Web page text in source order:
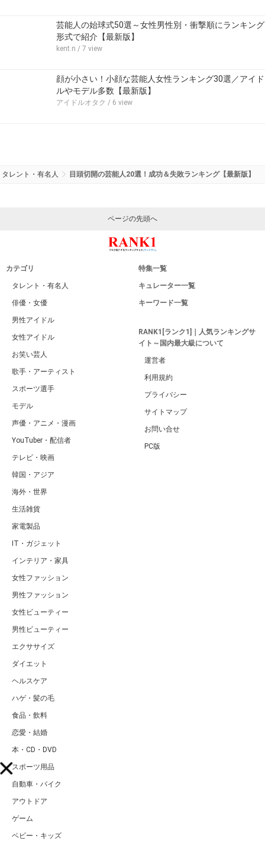
芸能人の始球式50選～女性男性別・衝撃順にランキング
形式で紹介【最新版】
kent.n / 7 view
顔が小さい！小顔な芸能人女性ランキング30選／アイド
ルやモデル多数【最新版】
アイドルオタク / 6 view
タレント・有名人 目頭切開の芸能人20選！成功＆失敗ランキング【最新版】
ページの先頭へ
カテゴリ
タレント・有名人
俳優・女優
男性アイドル
女性アイドル
お笑い芸人
歌手・アーティスト
スポーツ選手
モデル
声優・アニメ・漫画
YouTuber・配信者
テレビ・映画
韓国・アジア
海外・世界
生活雑貨
家電製品
IT・ガジェット
インテリア・家具
女性ファッション
男性ファッション
女性ビューティー
男性ビューティー
エクササイズ
ダイエット
ヘルスケア
ハゲ・髪の毛
食品・飲料
恋愛・結婚
本・CD・DVD
スポーツ用品
自動車・バイク
アウトドア
ゲーム
ベビー・キッズ
特集一覧
キュレーター一覧
キーワード一覧
RANK1[ランク1]｜人気ランキングサ
イト～国内最大級について
運営者
利用規約
プライバシー
サイトマップ
お問い合せ
PC版